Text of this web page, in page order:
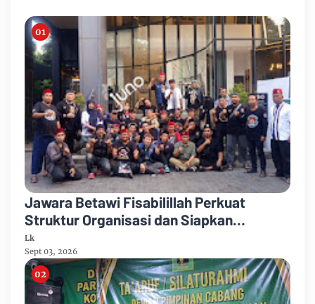
Jawara Betawi Fisabilillah Perkuat
Struktur Organisasi dan Siapkan
Legalitas Badan Hukum
Lk
Sept 03, 2026